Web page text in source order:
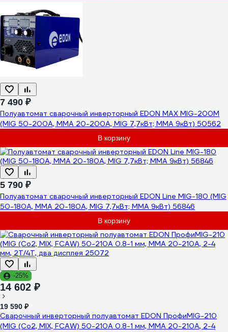
7 490 ₽
Полуавтомат сварочный инверторный EDON MAX MIG-200M
(MIG 50-200А, MMA 20-200А, MIG 7,7кВт; MMA 9кВт) 50562
В корзину
5 790 ₽
Полуавтомат сварочный инверторный EDON Line MIG-180 (MIG
50-180А, MMA 20-180А, MIG 7,7кВт; MMA 9кВт) 56846
В корзину
-25%
14 602 ₽
19 590 ₽
Сварочный инверторный полуавтомат EDON ПрофиMIG-210
(MIG (Co2, MIX, FCAW) 50-210A 0.8-1 мм, MMA 20-210A, 2-4